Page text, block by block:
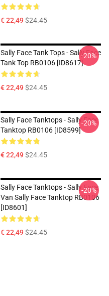
€ 22,49$24.45
Sally Face Tank Tops - Sally Face
Tank Top RB0106 [ID8617]
€ 22,49$24.45
-20%
Sally Face Tanktops - Sally Face
Tanktop RB0106 [ID8599]
€ 22,49$24.45
-20%
Sally Face Tanktops - Sally Face
Van Sally Face Tanktop RB0106
[ID8601]
€ 22,49$24.45
-20%